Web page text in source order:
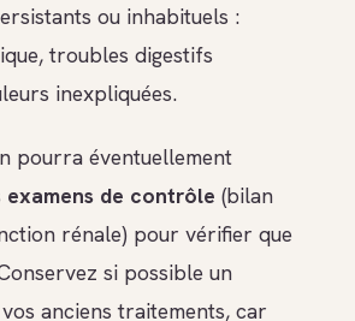
ou inhabituels :
troubles digestifs
inexpliquées.
pourra éventuellement
examens de contrôle (bilan
rénale) pour vérifier que
si possible un
anciens traitements, car